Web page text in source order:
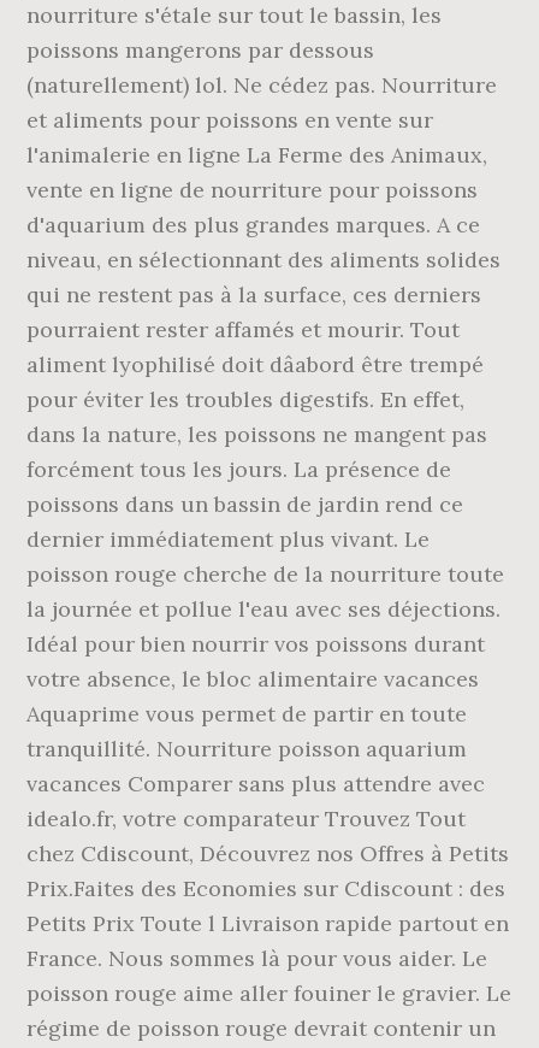
nourriture s'étale sur tout le bassin, les
poissons mangerons par dessous
(naturellement) lol. Ne cédez pas. Nourriture
et aliments pour poissons en vente sur
l'animalerie en ligne La Ferme des Animaux,
vente en ligne de nourriture pour poissons
d'aquarium des plus grandes marques. A ce
niveau, en sélectionnant des aliments solides
qui ne restent pas à la surface, ces derniers
pourraient rester affamés et mourir. Tout
aliment lyophilisé doit dâabord être trempé
pour éviter les troubles digestifs. En effet,
dans la nature, les poissons ne mangent pas
forcément tous les jours. La présence de
poissons dans un bassin de jardin rend ce
dernier immédiatement plus vivant. Le
poisson rouge cherche de la nourriture toute
la journée et pollue l'eau avec ses déjections.
Idéal pour bien nourrir vos poissons durant
votre absence, le bloc alimentaire vacances
Aquaprime vous permet de partir en toute
tranquillité. Nourriture poisson aquarium
vacances Comparer sans plus attendre avec
idealo.fr, votre comparateur Trouvez Tout
chez Cdiscount, Découvrez nos Offres à Petits
Prix.Faites des Economies sur Cdiscount : des
Petits Prix Toute l Livraison rapide partout en
France. Nous sommes là pour vous aider. Le
poisson rouge aime aller fouiner le gravier. Le
régime de poisson rouge devrait contenir un